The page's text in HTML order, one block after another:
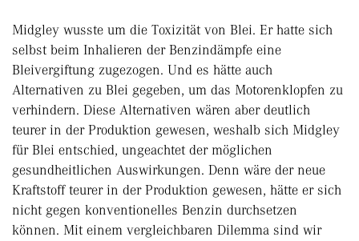
Midgley wusste um die Toxizität von Blei. Er hatte sich
selbst beim Inhalieren der Benzindämpfe eine
Bleivergiftung zugezogen. Und es hätte auch
Alternativen zu Blei gegeben, um das Motorenklopfen zu
verhindern. Diese Alternativen wären aber deutlich
teurer in der Produktion gewesen, weshalb sich Midgley
für Blei entschied, ungeachtet der möglichen
gesundheitlichen Auswirkungen. Denn wäre der neue
Kraftstoff teurer in der Produktion gewesen, hätte er sich
nicht gegen konventionelles Benzin durchsetzen
können. Mit einem vergleichbaren Dilemma sind wir